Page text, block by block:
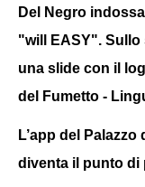
L’app del
diventa il punto di